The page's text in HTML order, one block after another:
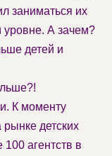
заниматься их
уровне. А зачем?
детей и
К моменту
детских
агентств в